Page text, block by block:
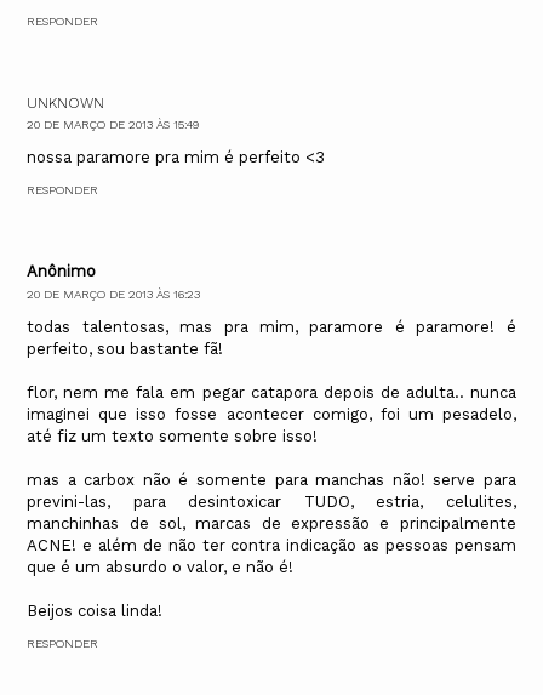
RESPONDER
UNKNOWN
20 DE MARÇO DE 2013 ÀS 15:49
nossa paramore pra mim é perfeito <3
RESPONDER
Anônimo
20 DE MARÇO DE 2013 ÀS 16:23
todas talentosas, mas pra mim, paramore é paramore! é
perfeito, sou bastante fã!
flor, nem me fala em pegar catapora depois de adulta.. nunca
imaginei que isso fosse acontecer comigo, foi um pesadelo,
até fiz um texto somente sobre isso!
mas a carbox não é somente para manchas não! serve para
previni-las, para desintoxicar TUDO, estria, celulites,
manchinhas de sol, marcas de expressão e principalmente
ACNE! e além de não ter contra indicação as pessoas pensam
que é um absurdo o valor, e não é!
Beijos coisa linda!
RESPONDER